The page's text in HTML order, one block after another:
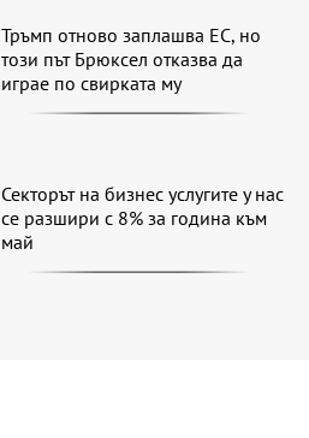
Тръмп отново заплашва ЕС, но
този път Брюксел отказва да
играе по свирката му
Секторът на бизнес услугите у нас
се разшири с 8% за година към
май